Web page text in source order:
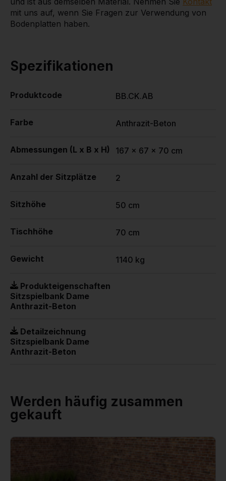
mit uns auf, wenn Sie Fragen zur Verwendung von
Bodenplatten haben.
Spezifikationen
Produktcode BB.CK.AB
Farbe Anthrazit-Beton
Abmessungen (L x B x H) 167 x 67 x 70 cm
Anzahl der Sitzplätze 2
Sitzhöhe 50 cm
Tischhöhe 70 cm
Gewicht 1140 kg
Produkteigenschaften
Sitzspielbank Dame
Anthrazit-Beton
Detailzeichnung
Sitzspielbank Dame
Anthrazit-Beton
Werden häufig zusammen
gekauft